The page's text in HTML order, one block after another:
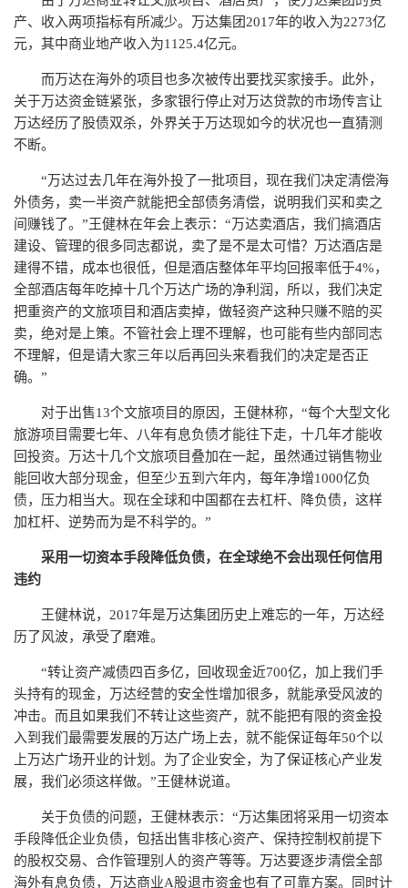
产、收入两项指标有所减少。万达集团2017年的收入为2273亿
元，其中商业地产收入为1125.4亿元。
而万达在海外的项目也多次被传出要找买家接手。此外，
关于万达资金链紧张，多家银行停止对万达贷款的市场传言让
万达经历了股债双杀，外界关于万达现如今的状况也一直猜测
不断。
“万达过去几年在海外投了一批项目，现在我们决定清偿海
外债务，卖一半资产就能把全部债务清偿，说明我们买和卖之
间赚钱了。”王健林在年会上表示：“万达卖酒店，我们搞酒店
建设、管理的很多同志都说，卖了是不是太可惜？万达酒店是
建得不错，成本也很低，但是酒店整体年平均回报率低于4%，
全部酒店每年吃掉十几个万达广场的净利润，所以，我们决定
把重资产的文旅项目和酒店卖掉，做轻资产这种只赚不赔的买
卖，绝对是上策。不管社会上理不理解，也可能有些内部同志
不理解，但是请大家三年以后再回头来看我们的决定是否正
确。”
对于出售13个文旅项目的原因，王健林称，“每个大型文化
旅游项目需要七年、八年有息负债才能往下走，十几年才能收
回投资。万达十几个文旅项目叠加在一起，虽然通过销售物业
能回收大部分现金，但至少五到六年内，每年净增1000亿负
债，压力相当大。现在全球和中国都在去杠杆、降负债，这样
加杠杆、逆势而为是不科学的。”
采用一切资本手段降低负债，在全球绝不会出现任何信用
违约
王健林说，2017年是万达集团历史上难忘的一年，万达经
历了风波，承受了磨难。
“转让资产减债四百多亿，回收现金近700亿，加上我们手
头持有的现金，万达经营的安全性增加很多，就能承受风波的
冲击。而且如果我们不转让这些资产，就不能把有限的资金投
入到我们最需要发展的万达广场上去，就不能保证每年50个以
上万达广场开业的计划。为了企业安全，为了保证核心产业发
展，我们必须这样做。”王健林说道。
关于负债的问题，王健林表示：“万达集团将采用一切资本
手段降低企业负债，包括出售非核心资产、保持控制权前提下
的股权交易、合作管理别人的资产等等。万达要逐步清偿全部
海外有息负债，万达商业A股退市资金也有了可靠方案。同时计